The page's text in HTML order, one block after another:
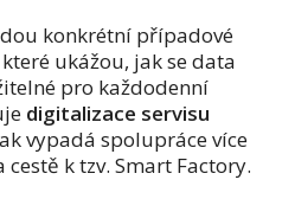
konkrétní případové
ukážou, jak se data
pro každodenní
digitalizace servisu
vypadá spolupráce více
k tzv. Smart Factory.